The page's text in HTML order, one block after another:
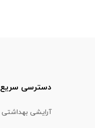
دسترسی سریع
آرایشی بهداشتی